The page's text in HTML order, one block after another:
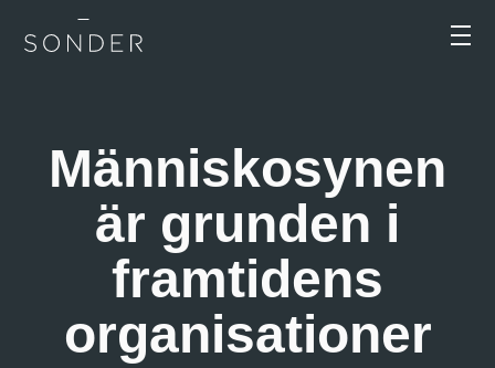
Människosynen
är grunden i
framtidens
organisationer